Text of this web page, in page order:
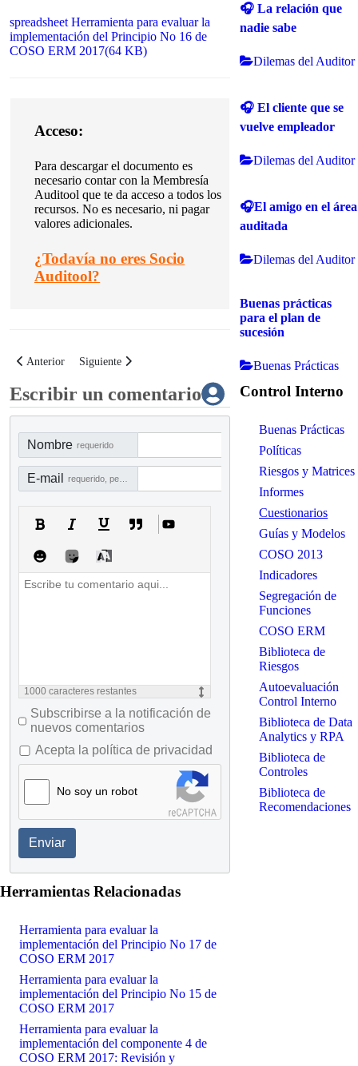
spreadsheet Herramienta para evaluar la
implementación del Principio No 16 de
COSO ERM 2017(64 KB)
Acceso:
Para descargar el documento es
necesario contar con la Membresía
Auditool que te da acceso a todos los
recursos.No es necesario, ni pagar
valores adicionales.
¿Todavía no eres Socio
Auditool?
Artículo anterior: Herramienta para evaluar la implementación del
Anterior Artículo siguiente: Checklist para revisar el diseño de los
Siguiente
Escribir un comentario
Nombre requerido
E-mail
1000 caracteres restantes
Subscribirse a la notificación de
nuevos comentarios
Acepta la política de privacidad
No soy un robot
Enviar
Herramientas Relacionadas
Herramienta para evaluar la
implementación del Principio No 17 de
COSO ERM 2017
Herramienta para evaluar la
implementación del Principio No 15 de
COSO ERM 2017
Herramienta para evaluar la
implementación del componente 4 de
COSO ERM 2017: Revisión y
🎧 La relación que
nadie sabe
Dilemas del Auditor
🎧 El cliente que se
vuelve empleador
Dilemas del Auditor
🎧El amigo en el área
auditada
Dilemas del Auditor
Buenas prácticas
para el plan de
sucesión
Buenas Prácticas
Control Interno
Buenas Prácticas
Políticas
Riesgos y Matrices
Informes
Cuestionarios
Guías y Modelos
COSO 2013
Indicadores
Segregación de
Funciones
COSO ERM
Biblioteca de
Riesgos
Autoevaluación
Control Interno
Biblioteca de Data
Analytics y RPA
Biblioteca de
Controles
Biblioteca de
Recomendaciones